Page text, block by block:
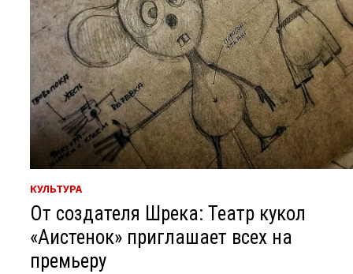
КУЛЬТУРА
От создателя Шрека: Театр кукол
«Аистенок» приглашает всех на
премьеру